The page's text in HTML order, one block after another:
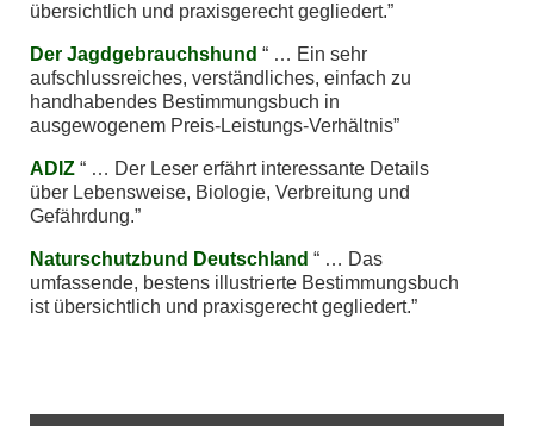
übersichtlich und praxisgerecht gegliedert.
Der Jagdgebrauchshund
… Ein sehr
aufschlussreiches, verständliches, einfach zu
handhabendes Bestimmungsbuch in
ausgewogenem Preis-Leistungs-Verhältnis
ADIZ … Der Leser erfährt interessante Details
über Lebensweise, Biologie, Verbreitung und
Gefährdung.
Naturschutzbund Deutschland
… Das
umfassende, bestens illustrierte Bestimmungsbuch
ist übersichtlich und praxisgerecht gegliedert.